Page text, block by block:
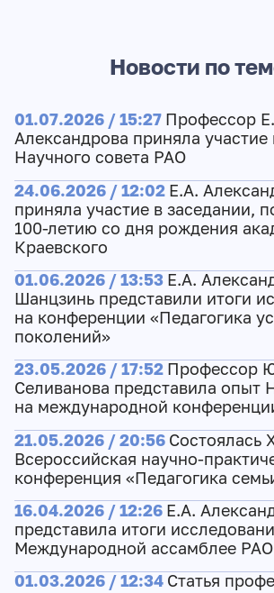
Новости по
01.07.2026 / 15:27 Профессор
Александрова приняла участие
Научного совета РАО
24.06.2026 / 12:02 Е.А.
приняла участие в заседании,
100-летию со дня рождения
Краевского
01.06.2026 / 13:53 Е.А.
Шанцзинь представили итоги
на конференции «Педагогика
поколений»
23.05.2026 / 17:52 Профессор
Селиванова представила опыт
на международной
21.05.2026 / 20:56 Состоялась
Всероссийская научно-
конференция «Педагогика
16.04.2026 / 12:26 Е.А.
представила итоги
Международной ассамблее РАО
01.03.2026 / 12:34 Статья